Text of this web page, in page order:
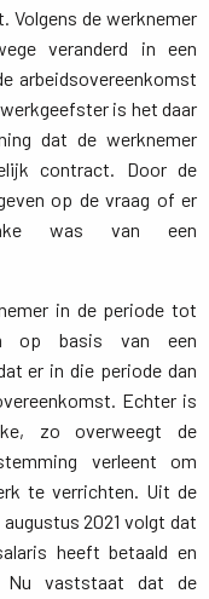
Volgens de werknemer
veranderd in een
arbeidsovereenkomst
is het daar
dat de werknemer
contract. Door de
op de vraag of er
was van een
in de periode tot
op basis van een
er in die periode dan
Echter is
zo overweegt de
verleent om
te verrichten. Uit de
2021 volgt dat
heeft betaald en
Nu vaststaat dat de